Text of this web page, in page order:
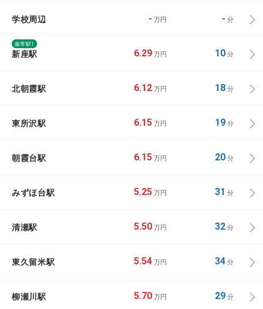
学校周辺 - 万円 - 分
最寄駅1
新座駅 6.29 万円 10分
北朝霞駅 6.12 万円 18分
東所沢駅 6.15 万円 19分
朝霞台駅 6.15 万円 20分
みずほ台駅 5.25 万円 31 分
清瀬駅 5.50 万円 32分
東久留米駅 5.54 万円 34分
柳瀬川駅 5.70 万円 29分